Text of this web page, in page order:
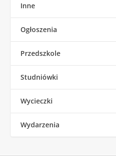
Inne
Ogłoszenia
Przedszkole
Studniówki
Wycieczki
Wydarzenia